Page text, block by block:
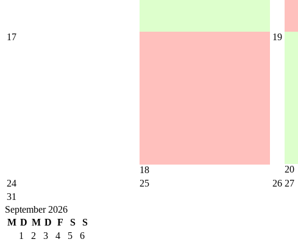
17
18
19
20
24 25 26 27
31
September 2026
M D M D F S
S
1
2 3 4 5
6